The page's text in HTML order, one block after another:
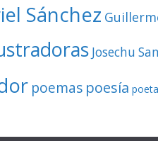
e
Sánchez
Josechu
poemas poesía